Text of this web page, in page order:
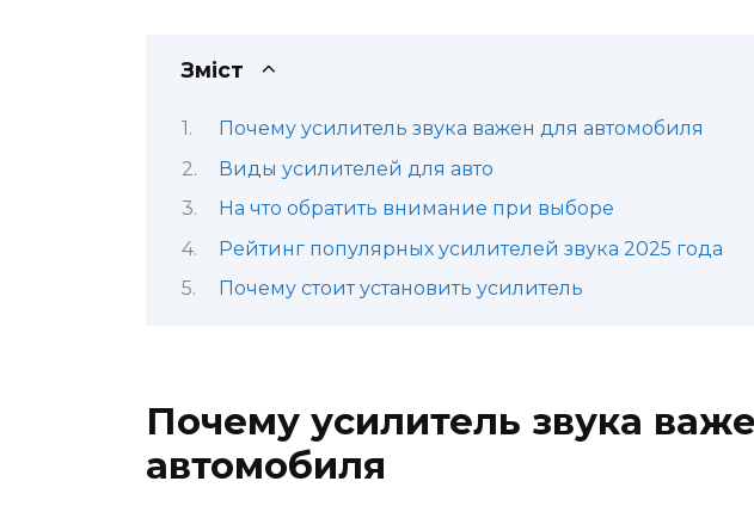
Зміст
Почему усилитель звука важен для автомобиля
Виды усилителей для авто
На что обратить внимание при выборе
Рейтинг популярных усилителей звука 2025 года
Почему стоит установить усилитель
Почему усилитель звука
автомобиля